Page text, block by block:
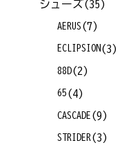
シューズ(35)
AERUS (7)
ECLIPSION (3)
88D(2)
65 (4)
CASCADE (9)
STRIDER (3)